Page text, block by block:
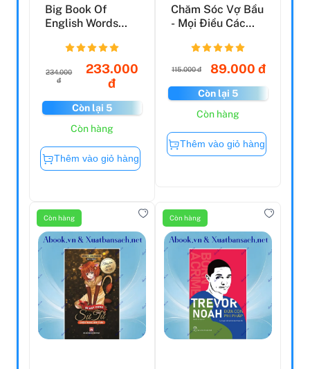
Big Book Of
English Words
Board B...
234.000
đ
233.000
đ
Còn lại 5
Còn hàng
Thêm vào giỏ hàng
Chăm Sóc Vợ Bầu
- Mọi Điều Các
Nê...
115.000 đ 89.000 đ
Còn lại 5
Còn hàng
Thêm vào giỏ hàng
Còn hàng Còn hàng